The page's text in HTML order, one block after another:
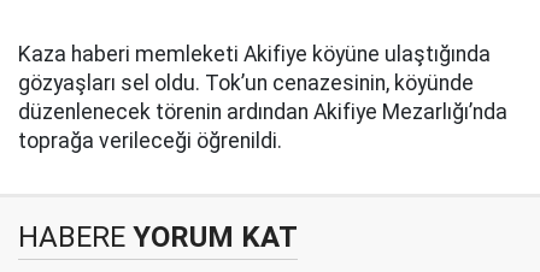
Kaza haberi memleketi Akifiye köyüne ulaştığında
gözyaşları sel oldu. Tok’un cenazesinin, köyünde
düzenlenecek törenin ardından Akifiye Mezarlığı’nda
toprağa verileceği öğrenildi.
HABERE YORUM KAT